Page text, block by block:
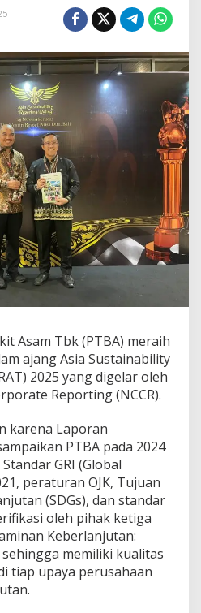
o
n
g
i
P
e
g
h
a
r
g
a
a
n
P
l
a
n
u
m
A
R
R
A
T
0
2
5
Asam Tbk (PTBA) meraih
ajang Asia Sustainability
2025 yang digelar oleh
Reporting (NCCR).
karena Laporan
PTBA pada 2024
GRI (Global
peraturan OJK, Tujuan
(SDGs), dan standar
oleh pihak ketiga
Keberlanjutan:
sehingga memiliki kualitas
tiap upaya perusahaan